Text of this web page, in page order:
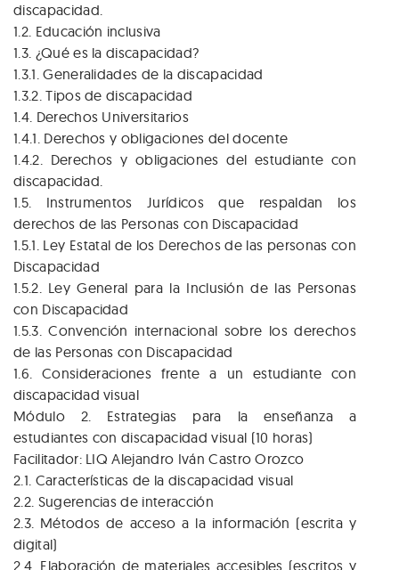
discapacidad.
1.2. Educación inclusiva
1.3. ¿Qué es la discapacidad?
1.3.1. Generalidades de la discapacidad
1.3.2. Tipos de discapacidad
1.4. Derechos Universitarios
1.4.1. Derechos y obligaciones del docente
1.4.2. Derechos y obligaciones del estudiante con
discapacidad.
1.5. Instrumentos Jurídicos que respaldan los
derechos de las Personas con Discapacidad
1.5.1. Ley Estatal de los Derechos de las personas con
Discapacidad
1.5.2. Ley General para la Inclusión de las Personas
con Discapacidad
1.5.3. Convención internacional sobre los derechos
de las Personas con Discapacidad
1.6. Consideraciones frente a un estudiante con
discapacidad visual
Módulo 2. Estrategias para la enseñanza a
estudiantes con discapacidad visual (10 horas)
Facilitador: LIQ Alejandro Iván Castro Orozco
2.1. Características de la discapacidad visual
2.2. Sugerencias de interacción
2.3. Métodos de acceso a la información (escrita y
digital)
2.4. Elaboración de materiales accesibles (escritos y